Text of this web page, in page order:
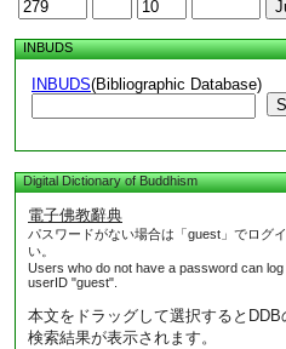
INBUDS
INBUDS(Bibliographic Database)
Digital Dictionary of Buddhism
電子佛教辭典
パスワードがない場合は「guest」でログ
い。
Users who do not have a password can log
userID "guest".
本文をドラッグして選択するとDDB
検索結果が表示されます。